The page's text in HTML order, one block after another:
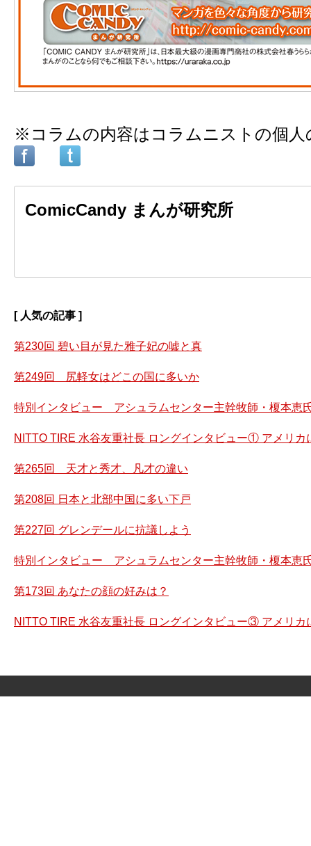
※コラムの内容はコラムニストの個人
ComicCandy まんが研究所
[ 人気の記事 ]
第230回 碧い目が見た雅子妃の嘘と真
第249回 尻軽女はどこの国に多いか
特別インタビュー アシュラムセンター主幹牧師・榎本恵
NITTO TIRE 水谷友重社長 ロングインタビュー① アメリカ
第265回 天才と秀才、凡才の違い
第208回 日本と北部中国に多い下戸
第227回 グレンデールに抗議しよう
特別インタビュー アシュラムセンター主幹牧師・榎本恵
第173回 あなたの顔の好みは？
NITTO TIRE 水谷友重社長 ロングインタビュー③ アメリカ